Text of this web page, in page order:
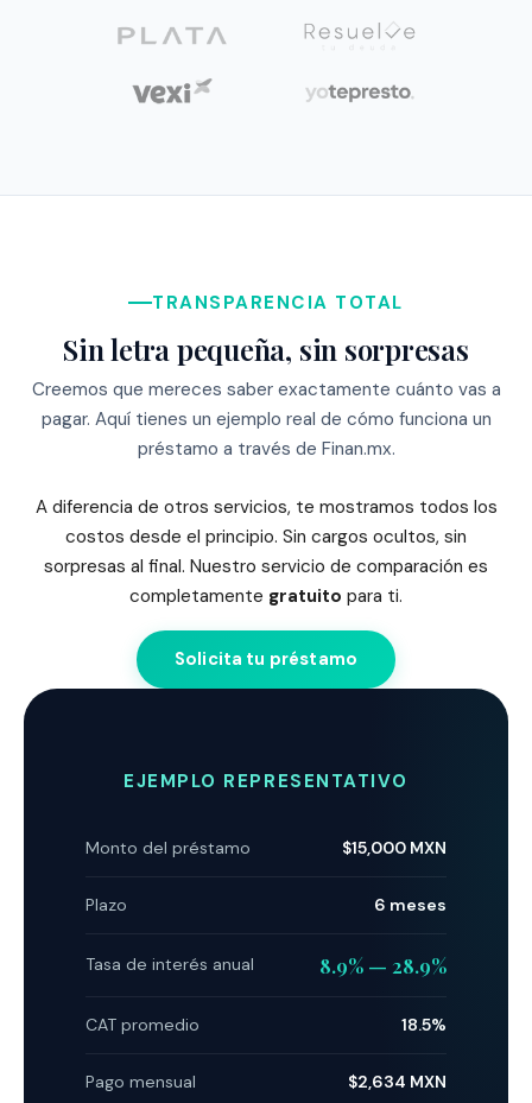
TRANSPARENCIA TOTAL
Sin letra pequeña, sin sorpresas
Creemos que mereces saber exactamente cuánto vas a
pagar. Aquí tienes un ejemplo real de cómo funciona un
préstamo a través de Finan.mx.
A diferencia de otros servicios, te mostramos todos los
costos desde el principio. Sin cargos ocultos, sin
sorpresas al final. Nuestro servicio de comparación es
completamente gratuito para ti.
Solicita tu préstamo
EJEMPLO REPRESENTATIVO
Monto del préstamo $15,000 MXN
Plazo 6 meses
Tasa de interés anual 8.9% — 28.9%
CAT promedio 18.5%
Pago mensual $2,634 MXN